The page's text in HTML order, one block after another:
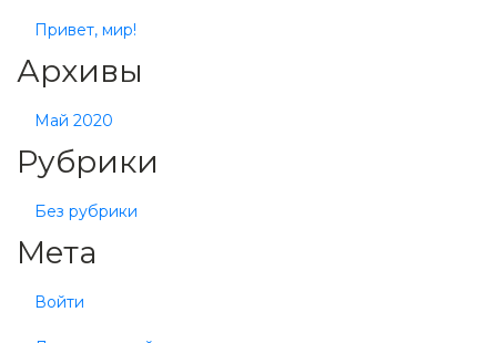
Привет, мир!
Архивы
Май 2020
Рубрики
Без рубрики
Мета
Войти